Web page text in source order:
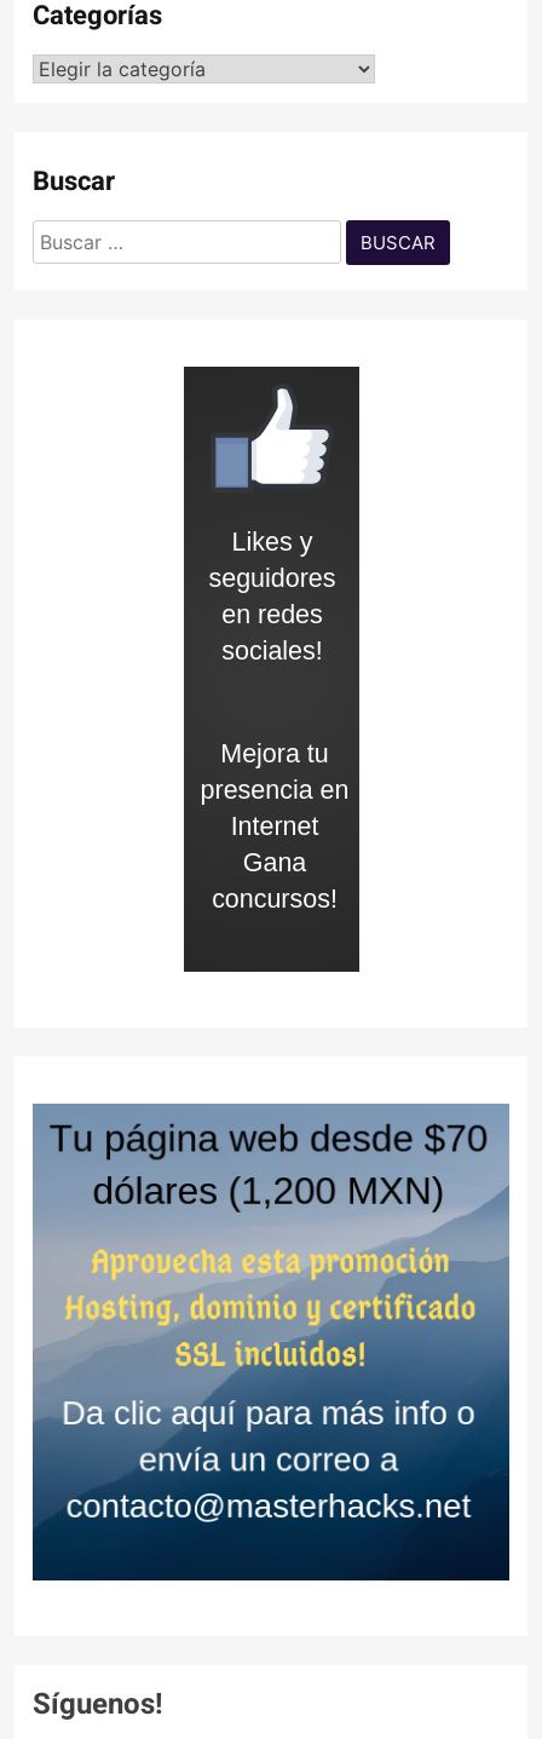
Categorías
Categorías
Buscar
Buscar:
Síguenos!